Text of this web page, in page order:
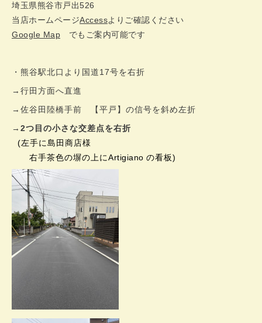
埼玉県熊谷市戸出526
当店ホームページAccessよりご確認ください
Google Map でもご案内可能です
・熊谷駅北口より国道17号を右折
→行田方面へ直進
→佐谷田陸橋手前 【平戸】の信号を斜め左折
→ 2つ目の小さな交差点を右折
(左手に島田商店様
右手茶色の塀の上にArtigiano の看板)